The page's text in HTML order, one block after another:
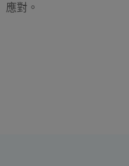
險，有助家長更理性面